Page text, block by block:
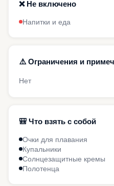
❌ Не включено
Напитки и еда
⚠️ Ограничения и
Нет
🎒 Что взять с собой
Очки для плавания
Купальники
Солнцезащитные кремы
Полотенца